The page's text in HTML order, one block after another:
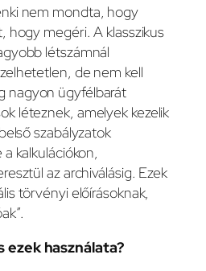
nem mondta, hogy
hogy megéri. A klasszikus
létszámnál
de nem kell
nagyon ügyfélbarát
léteznek, amelyek kezelik
szabályzatok
kalkulációkon,
az archiválásig. Ezek
törvényi előírásoknak,
ezek használata?